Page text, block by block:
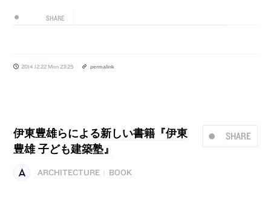
SHARE
2014.12.22 Mon 23:25 permalink
SHARE
伊東豊雄らによる新しい書籍『伊東
豊雄 子ども建築塾』
ARCHITECTURE BOOK